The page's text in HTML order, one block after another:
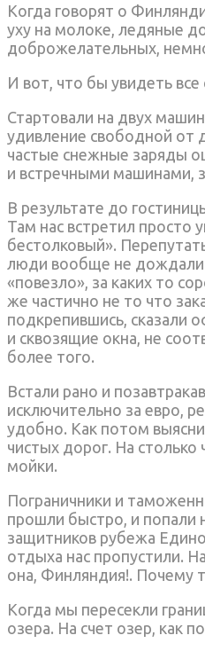
Когда говорят о
уху на молоке, ледяные
доброжелательных,
И вот, что бы увидеть
Стартовали на двух
удивление свободной от
частые снежные заряды
и встречными машинами,
В результате до
Там нас встретил просто
бестолковый».
люди вообще не
«повезло», за каких то
же частично не то что
подкрепившись, сказали
и сквозящие окна, не
более того.
Встали рано и
исключительно за евро,
удобно. Как потом
чистых дорог. На столько
мойки.
Пограничники и
прошли быстро, и попали
защитников рубежа
отдыха нас пропустили.
она, Финляндия!. Почему
Когда мы пересекли
озера. На счет озер, как